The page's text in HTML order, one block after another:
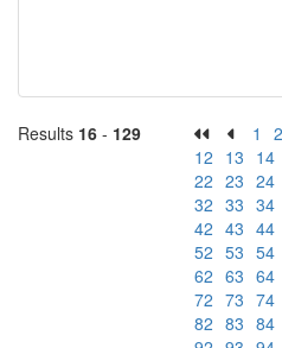
Results 16 - 129 1 2
12 13 14
22 23 24
32 33 34
42 43 44
52 53 54
62 63 64
72 73 74
82 83 84